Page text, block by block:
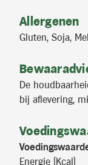
Allergenen
Gluten, Soja,
De
bij aflevering,
Energie (Kcal)